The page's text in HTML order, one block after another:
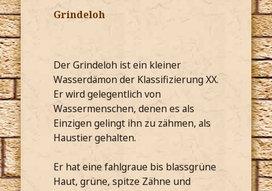
Grindeloh
Der Grindeloh ist ein kleiner
Wasserdämon der Klassifizierung XX.
Er wird gelegentlich von
Wassermenschen, denen es als
Einzigen gelingt ihn zu zähmen, als
Haustier gehalten.
Er hat eine fahlgraue bis blassgrüne
Haut, grüne, spitze Zähne und